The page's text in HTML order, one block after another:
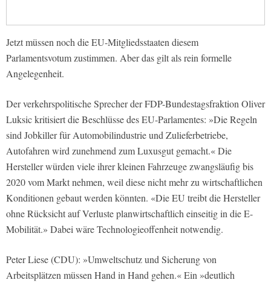
Jetzt müssen noch die EU-Mitgliedsstaaten diesem
Parlamentsvotum zustimmen. Aber das gilt als rein formelle
Angelegenheit.
Der verkehrspolitische Sprecher der FDP-Bundestagsfraktion Oliver
Luksic kritisiert die Beschlüsse des EU-Parlamentes: »Die Regeln
sind Jobkiller für Automobilindustrie und Zulieferbetriebe,
Autofahren wird zunehmend zum Luxusgut gemacht.« Die
Hersteller würden viele ihrer kleinen Fahrzeuge zwangsläufig bis
2020 vom Markt nehmen, weil diese nicht mehr zu wirtschaftlichen
Konditionen gebaut werden könnten. «Die EU treibt die Hersteller
ohne Rücksicht auf Verluste planwirtschaftlich einseitig in die E-
Mobilität.» Dabei wäre Technologieoffenheit notwendig.
Peter Liese (CDU): »Umweltschutz und Sicherung von
Arbeitsplätzen müssen Hand in Hand gehen.« Ein »deutlich